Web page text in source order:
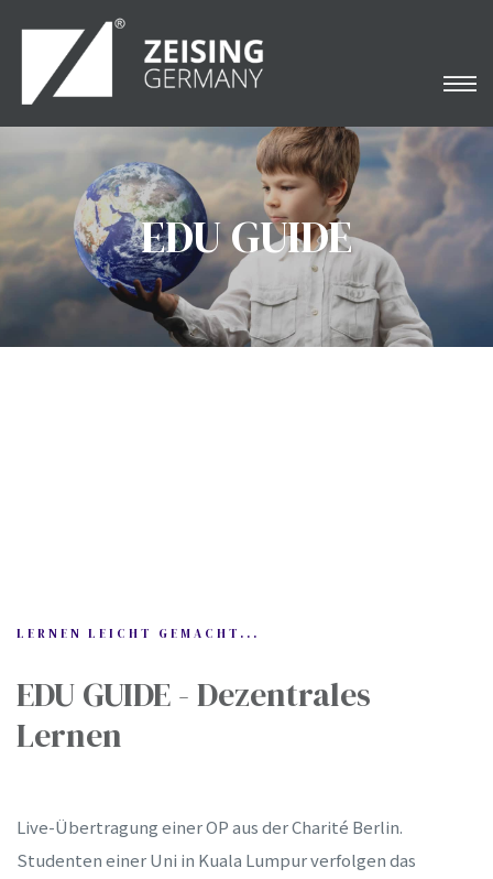
EDU GUIDE
LERNEN LEICHT GEMACHT...
EDU GUIDE - Dezentrales
Lernen
Live-Übertragung einer OP aus der Charité Berlin.
Studenten einer Uni in Kuala Lumpur verfolgen das